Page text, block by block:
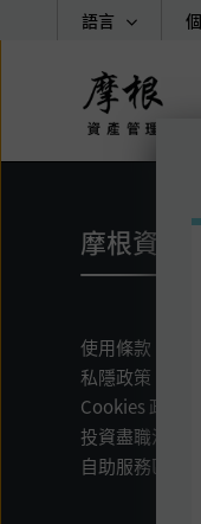
Skip
語言
摩根資產
使用條款
私隱政策
Cookies 政策
投資盡職治理
自助服務區